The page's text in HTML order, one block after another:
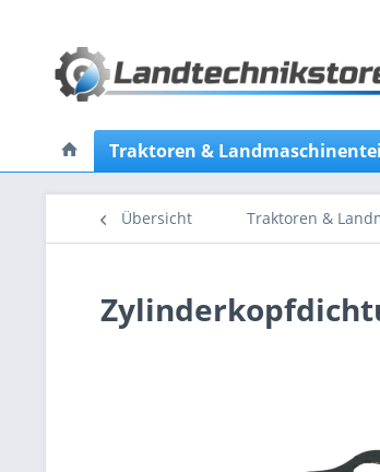
Traktoren &
Übersicht Traktoren &